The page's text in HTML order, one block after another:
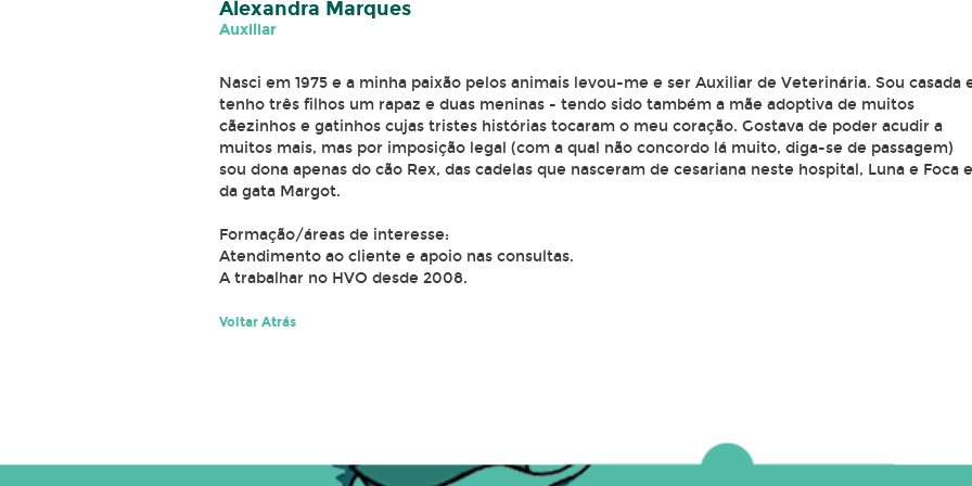
Alexandra Marques
Auxiliar
Nasci em 1975 e a minha paixão pelos animais levou-me e ser Auxiliar de Veterinária. Sou casada
tenho três filhos um rapaz e duas meninas - tendo sido também a mãe adoptiva de muitos
cãezinhos e gatinhos cujas tristes histórias tocaram o meu coração. Gostava de poder acudir a
muitos mais, mas por imposição legal (com a qual não concordo lá muito, diga-se de passagem)
sou dona apenas do cão Rex, das cadelas que nasceram de cesariana neste hospital, Luna e Foca e
da gata Margot.
Formação/áreas de interesse:
Atendimento ao cliente e apoio nas consultas.
A trabalhar no HVO desde 2008.
Voltar Atrás